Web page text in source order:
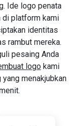
Ide logo penata
di platform kami
identitas
rambut mereka.
pesaing Anda
logo kami
menakjubkan